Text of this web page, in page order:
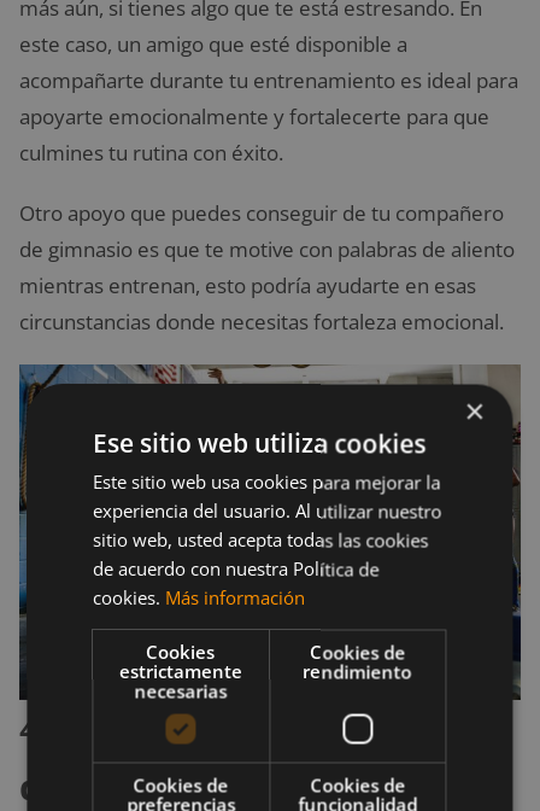
más aún, si tienes algo que te está estresando. En
este caso, un amigo que esté disponible a
acompañarte durante tu entrenamiento es ideal para
apoyarte emocionalmente y fortalecerte para que
culmines tu rutina con éxito.
Otro apoyo que puedes conseguir de tu compañero
de gimnasio es que te motive con palabras de aliento
mientras entrenan, esto podría ayudarte en esas
circunstancias donde necesitas fortaleza emocional.
4.
Entretiene y hace
divertida la rutina
×
Ese sitio web utiliza cookies
Este sitio web usa cookies para mejorar la
experiencia del usuario. Al utilizar nuestro
sitio web, usted acepta todas las cookies
de acuerdo con nuestra Política de
cookies. Más información
Cookies
estrictamente
necesarias
Cookies de
rendimiento
Cookies de
preferencias
Cookies de
funcionalidad